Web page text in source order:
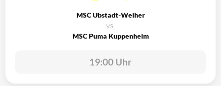
MSC Ubstadt-Weiher
vs.
MSC Puma Kuppenheim
19:00 Uhr